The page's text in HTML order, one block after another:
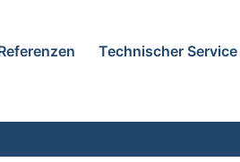
Technischer Service